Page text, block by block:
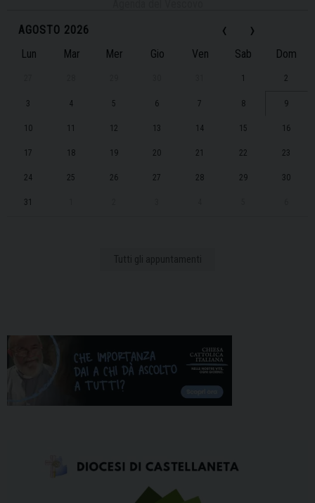
‹
AGOSTO 2026 ›
Lun Mar Mer Gio Ven Sab Dom
1 2
3 4 5 6 7 8 9
10 11 12 13 14 15 16
17 18 19 20 21 22 23
24 25 26 27 28 29 30
31
Tutti gli appuntamenti